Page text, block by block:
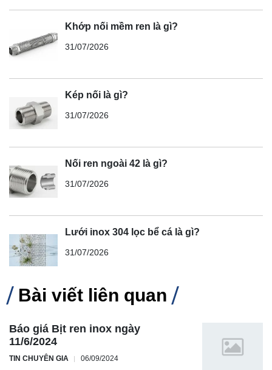
Khớp nối mềm ren là gì?
31/07/2026
Kép nối là gì?
31/07/2026
Nối ren ngoài 42 là gì?
31/07/2026
Lưới inox 304 lọc bể cá là gì?
31/07/2026
Bài viết liên quan
Báo giá Bịt ren inox ngày
11/6/2024
TIN CHUYÊN GIA 06/09/2024